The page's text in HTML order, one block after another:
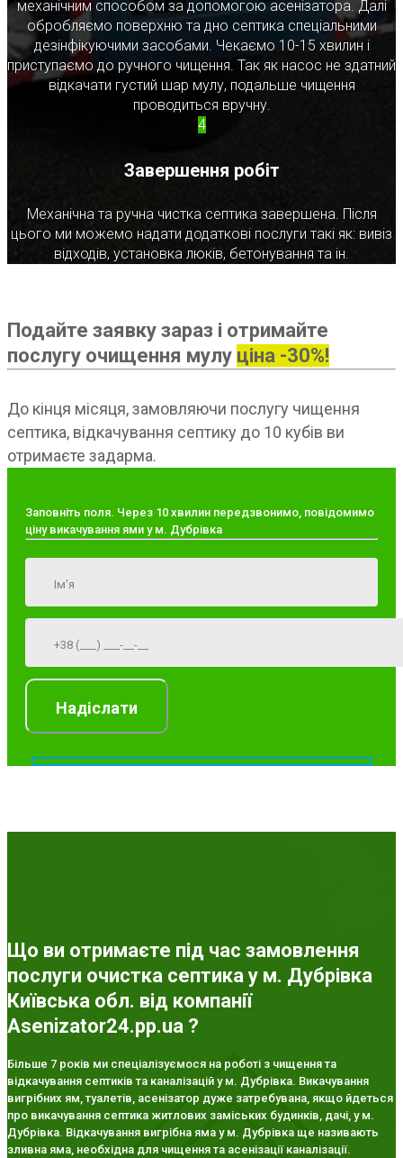
механічним способом за допомогою асенізатора. Далі
обробляємо поверхню та дно септика спеціальними
дезінфікуючими засобами. Чекаємо 10-15 хвилин і
приступаємо до ручного чищення. Так як насос не здатний
відкачати густий шар мулу, подальше чищення
проводиться вручну.
4
Завершення робіт
Механічна та ручна чистка септика завершена. Після
цього ми можемо надати додаткові послуги такі як: вивіз
відходів, установка люків, бетонування та ін.
Подайте заявку зараз і отримайте
послугу очищення мулу ціна -30%!
До кінця місяця, замовляючи послугу чищення
септика, відкачування септику до 10 кубів ви
отримаєте задарма.
Заповніть поля. Через 10 хвилин передзвонимо, повідомимо
ціну викачування ями у м. Дубрівка
Що ви отримаєте під час замовлення
послуги очистка септика у м. Дубрівка
Київська обл. від компанії
Asenizator24.pp.ua ?
Більше 7 років ми спеціалізуємося на роботі з чищення та
відкачування септиків та каналізацій у м. Дубрівка. Викачування
вигрібних ям, туалетів, асенізатор дуже затребувана, якщо йдеться
про викачування септика житлових заміських будинків, дачі, у м.
Дубрівка. Відкачування вигрібна яма у м. Дубрівка ще називають
зливна яма, необхідна для чищення та асенізації каналізації.